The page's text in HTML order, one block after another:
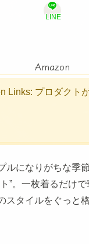
LINE
Amazon
Links: プロダクト
ルになりがちな季
”。一枚着るだけ
スタイルをぐっと